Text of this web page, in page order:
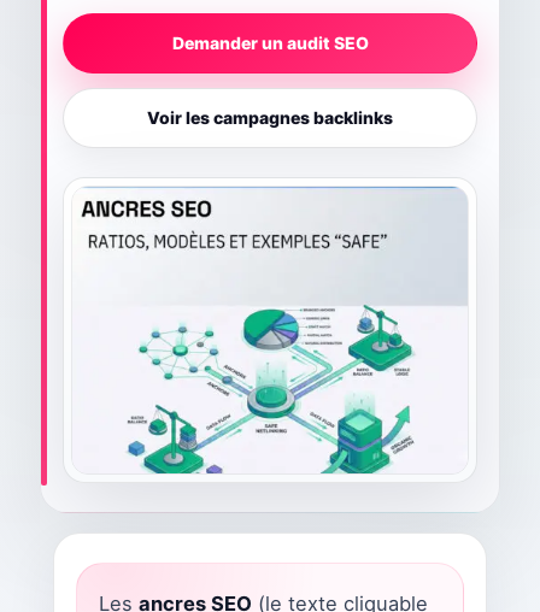
Demander un audit SEO
Voir les campagnes backlinks
Les ancres SEO (le texte cliquable